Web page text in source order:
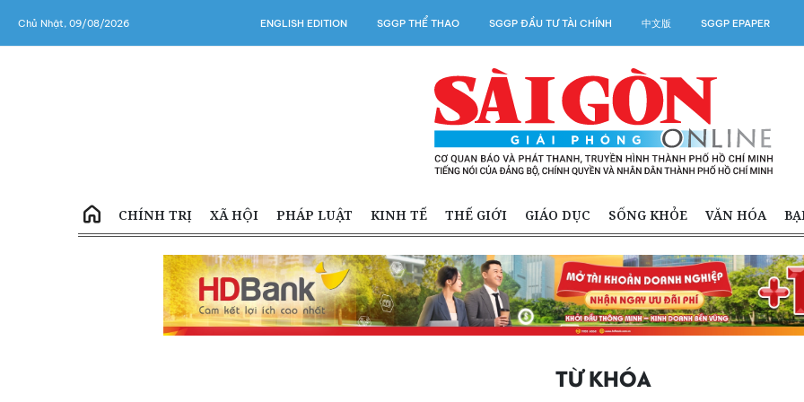
Chủ Nhật, 09/08/2026 ENGLISH EDITION SGGP THỂ THAO SGGP ĐẦU TƯ TÀI CHÍNH 中文版 SGGP EPAPER
CHÍNH TRỊ XÃ HỘI PHÁP LUẬT KINH TẾ THẾ GIỚI GIÁO DỤC SỐNG KHỎE VĂN HÓA
TỪ KHÓA